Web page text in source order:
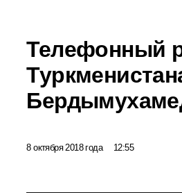
Телефонный
8 октября 2018 года 12:55